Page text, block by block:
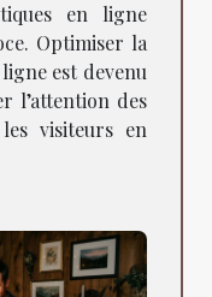
en ligne
Optimiser la
est devenu
l’attention des
visiteurs en